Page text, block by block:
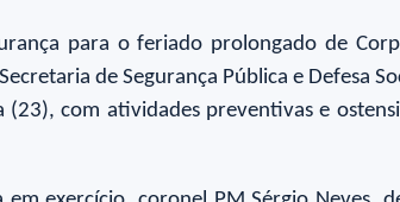
para o feriado prolongado de
de Segurança Pública e Defesa
(23), com atividades preventivas e